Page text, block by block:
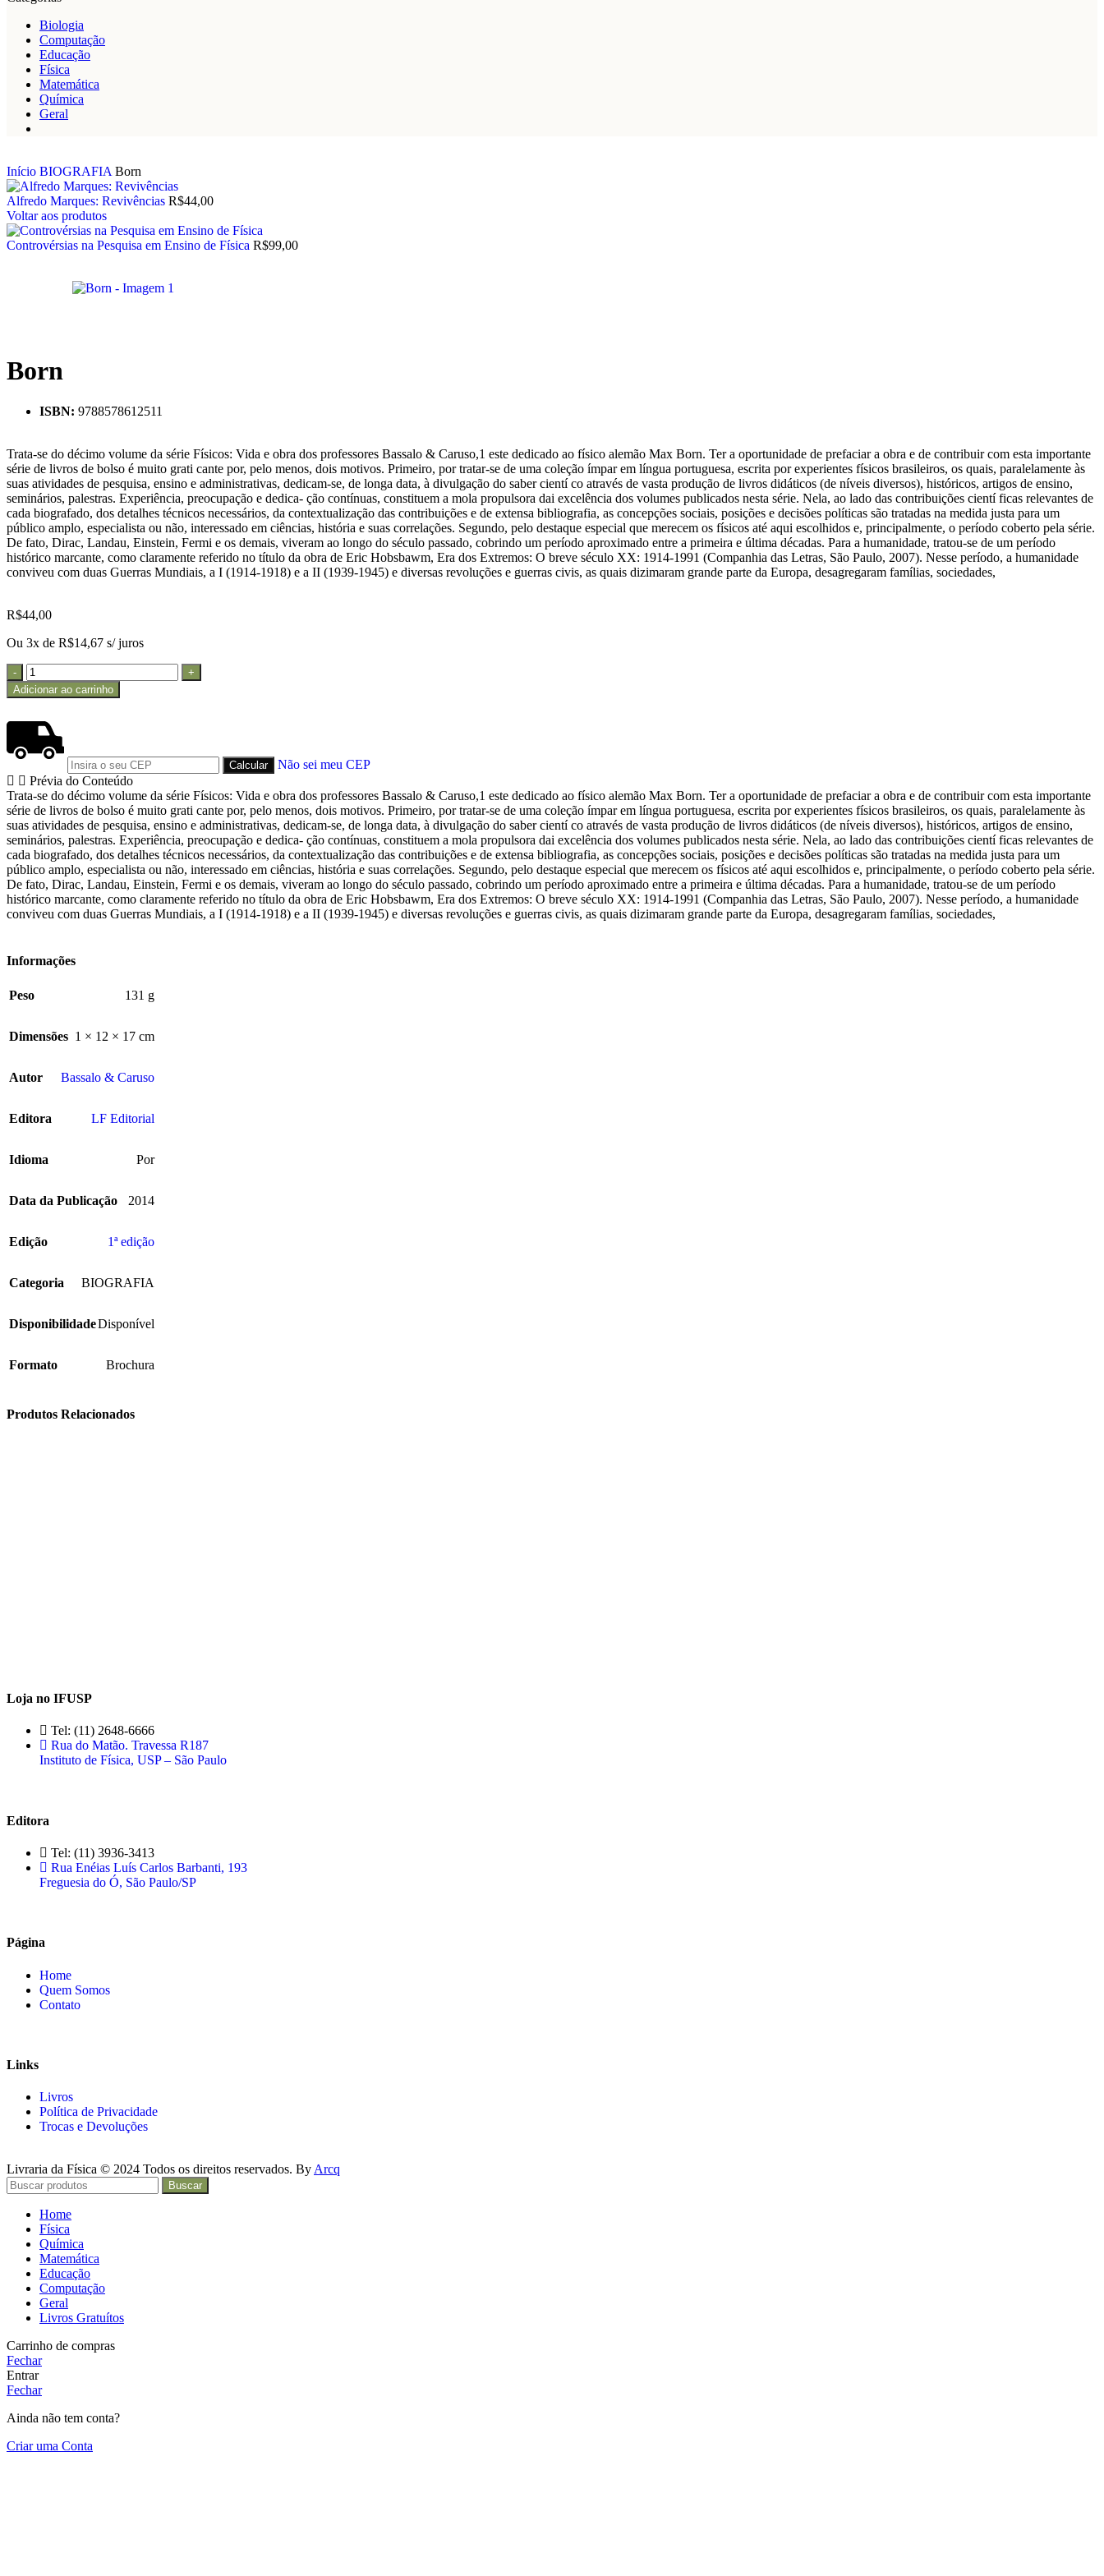
Biologia
Computação
Educação
Física
Matemática
Química
Geral
Início BIOGRAFIA Born
Alfredo Marques: Revivências R$44,00
Voltar aos produtos
Controvérsias na Pesquisa em Ensino de Física R$99,00
Born
ISBN: 9788578612511
Trata-se do décimo volume da série Físicos: Vida e obra dos professores Bassalo & Caruso,1 este dedicado ao físico alemão Max Born. Ter a oportunidade de prefaciar a obra e de contribuir com esta importante
série de livros de bolso é muito grati cante por, pelo menos, dois motivos. Primeiro, por tratar-se de uma coleção ímpar em língua portuguesa, escrita por experientes físicos brasileiros, os quais, paralelamente às
suas atividades de pesquisa, ensino e administrativas, dedicam-se, de longa data, à divulgação do saber cientí co através de vasta produção de livros didáticos (de níveis diversos), históricos, artigos de ensino,
seminários, palestras. Experiência, preocupação e dedica- ção contínuas, constituem a mola propulsora dai excelência dos volumes publicados nesta série. Nela, ao lado das contribuições cientí ficas relevantes de
cada biografado, dos detalhes técnicos necessários, da contextualização das contribuições e de extensa bibliografia, as concepções sociais, posições e decisões políticas são tratadas na medida justa para um
público amplo, especialista ou não, interessado em ciências, história e suas correlações. Segundo, pelo destaque especial que merecem os físicos até aqui escolhidos e, principalmente, o período coberto pela série.
De fato, Dirac, Landau, Einstein, Fermi e os demais, viveram ao longo do século passado, cobrindo um período aproximado entre a primeira e última décadas. Para a humanidade, tratou-se de um período
histórico marcante, como claramente referido no título da obra de Eric Hobsbawm, Era dos Extremos: O breve século XX: 1914-1991 (Companhia das Letras, São Paulo, 2007). Nesse período, a humanidade
conviveu com duas Guerras Mundiais, a I (1914-1918) e a II (1939-1945) e diversas revoluções e guerras civis, as quais dizimaram grande parte da Europa, desagregaram famílias, sociedades,
R$44,00
Ou 3x de R$14,67 s/ juros
Adicionar ao carrinho
Não sei meu CEP
Prévia do Conteúdo
Trata-se do décimo volume da série Físicos: Vida e obra dos professores Bassalo & Caruso,1 este dedicado ao físico alemão Max Born. Ter a oportunidade de prefaciar a obra e de contribuir com esta importante
série de livros de bolso é muito grati cante por, pelo menos, dois motivos. Primeiro, por tratar-se de uma coleção ímpar em língua portuguesa, escrita por experientes físicos brasileiros, os quais, paralelamente às
suas atividades de pesquisa, ensino e administrativas, dedicam-se, de longa data, à divulgação do saber cientí co através de vasta produção de livros didáticos (de níveis diversos), históricos, artigos de ensino,
seminários, palestras. Experiência, preocupação e dedica- ção contínuas, constituem a mola propulsora dai excelência dos volumes publicados nesta série. Nela, ao lado das contribuições cientí ficas relevantes de
cada biografado, dos detalhes técnicos necessários, da contextualização das contribuições e de extensa bibliografia, as concepções sociais, posições e decisões políticas são tratadas na medida justa para um
público amplo, especialista ou não, interessado em ciências, história e suas correlações. Segundo, pelo destaque especial que merecem os físicos até aqui escolhidos e, principalmente, o período coberto pela série.
De fato, Dirac, Landau, Einstein, Fermi e os demais, viveram ao longo do século passado, cobrindo um período aproximado entre a primeira e última décadas. Para a humanidade, tratou-se de um período
histórico marcante, como claramente referido no título da obra de Eric Hobsbawm, Era dos Extremos: O breve século XX: 1914-1991 (Companhia das Letras, São Paulo, 2007). Nesse período, a humanidade
conviveu com duas Guerras Mundiais, a I (1914-1918) e a II (1939-1945) e diversas revoluções e guerras civis, as quais dizimaram grande parte da Europa, desagregaram famílias, sociedades,
Informações
Peso 131 g
Dimensões 1 × 12 × 17 cm
Autor Bassalo & Caruso
Editora LF Editorial
Idioma Por
Data da Publicação 2014
Edição 1ª edição
Categoria BIOGRAFIA
DisponibilidadeDisponível
Formato Brochura
Produtos Relacionados
Loja no IFUSP
Tel: (11) 2648-6666
Rua do Matão. Travessa R187
Instituto de Física, USP – São Paulo
Editora
Tel: (11) 3936-3413
Rua Enéias Luís Carlos Barbanti, 193
Freguesia do Ó, São Paulo/SP
Página
Home
Quem Somos
Contato
Links
Livros
Política de Privacidade
Trocas e Devoluções
Livraria da Física © 2024 Todos os direitos reservados. By Arcq
Buscar
Home
Física
Química
Matemática
Educação
Computação
Geral
Livros Gratuítos
Carrinho de compras
Fechar
Entrar
Fechar
Ainda não tem conta?
Criar uma Conta